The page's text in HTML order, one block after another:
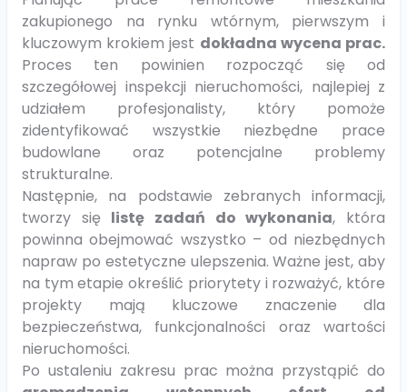
zakupionego na rynku wtórnym, pierwszym i
kluczowym krokiem jest dokładna wycena prac.
Proces ten powinien rozpocząć się od
szczegółowej inspekcji nieruchomości, najlepiej z
udziałem profesjonalisty, który pomoże
zidentyfikować wszystkie niezbędne prace
budowlane oraz potencjalne problemy
strukturalne.
Następnie, na podstawie zebranych informacji,
tworzy się listę zadań do wykonania, która
powinna obejmować wszystko – od niezbędnych
napraw po estetyczne ulepszenia. Ważne jest, aby
na tym etapie określić priorytety i rozważyć, które
projekty mają kluczowe znaczenie dla
bezpieczeństwa, funkcjonalności oraz wartości
nieruchomości.
Po ustaleniu zakresu prac można przystąpić do